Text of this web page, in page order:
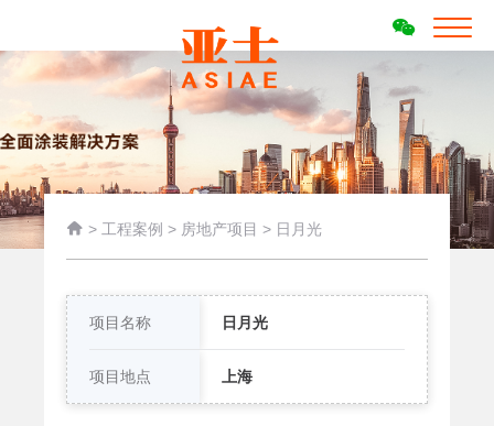
 > 工程案例 > 房地产项目 > 日月光
项目名称 日月光
项目地点 上海